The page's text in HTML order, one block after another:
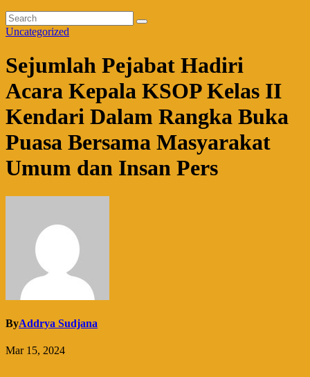
Uncategorized
Sejumlah Pejabat Hadiri
Acara Kepala KSOP Kelas II
Kendari Dalam Rangka Buka
Puasa Bersama Masyarakat
Umum dan Insan Pers
ByAddrya Sudjana
Mar 15, 2024